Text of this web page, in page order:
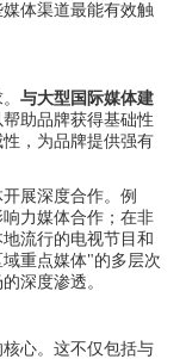
媒体渠道最能有效触
与大型国际媒体建
助品牌获得基础性
，为品牌提供强有
展深度合作。例
力媒体合作；在非
流行的电视节目和
重点媒体"的多层次
深度渗透。
心。这不仅包括与